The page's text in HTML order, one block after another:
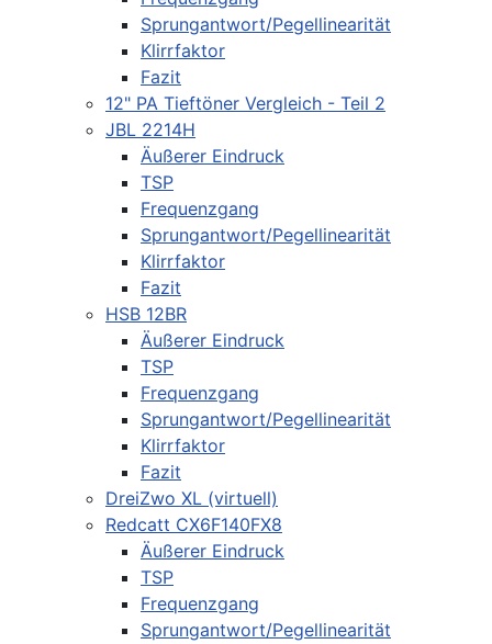
Sprungantwort/Pegellinearität
Klirrfaktor
Fazit
12" PA Tieftöner Vergleich - Teil 2
JBL 2214H
Äußerer Eindruck
TSP
Frequenzgang
Sprungantwort/Pegellinearität
Klirrfaktor
Fazit
HSB 12BR
Äußerer Eindruck
TSP
Frequenzgang
Sprungantwort/Pegellinearität
Klirrfaktor
Fazit
DreiZwo XL (virtuell)
Redcatt CX6F140FX8
Äußerer Eindruck
TSP
Frequenzgang
Sprungantwort/Pegellinearität